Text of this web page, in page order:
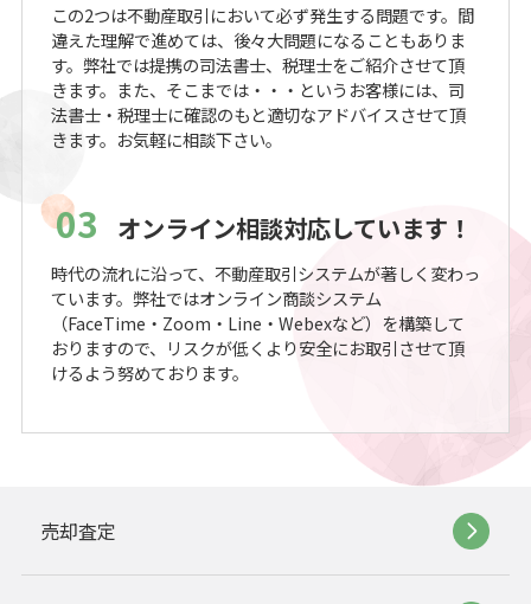
この2つは不動産取引において必ず発生する問題です。間
違えた理解で進めては、後々大問題になることもありま
す。弊社では提携の司法書士、税理士をご紹介させて頂
きます。また、そこまでは・・・というお客様には、司
法書士・税理士に確認のもと適切なアドバイスさせて頂
きます。お気軽に相談下さい。
03 オンライン相談対応しています！
時代の流れに沿って、不動産取引システムが著しく変わっ
ています。弊社ではオンライン商談システム
（FaceTime・Zoom・Line・Webexなど）を構築して
おりますので、リスクが低くより安全にお取引させて頂
けるよう努めております。
売却査定